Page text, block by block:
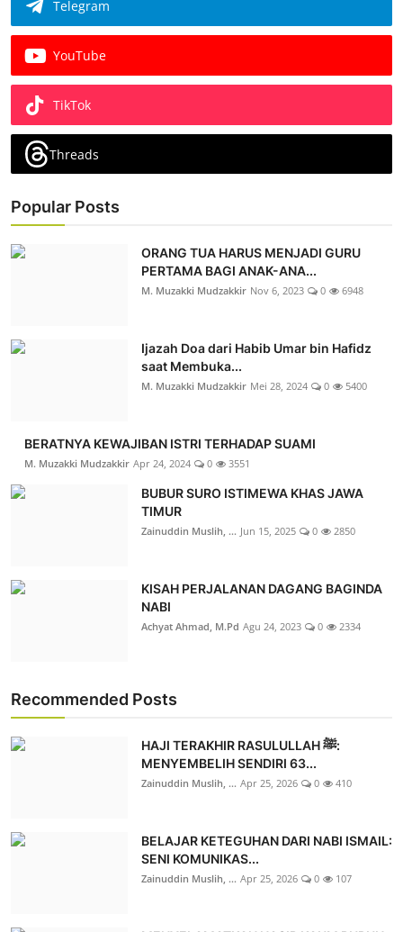
Telegram
YouTube
TikTok
Threads
Popular Posts
ORANG TUA HARUS MENJADI GURU
PERTAMA BAGI ANAK-ANA...
M. Muzakki Mudzakkir Nov 6, 2023 0 6948
Ijazah Doa dari Habib Umar bin Hafidz
saat Membuka...
M. Muzakki Mudzakkir Mei 28, 2024 0 5400
BERATNYA KEWAJIBAN ISTRI TERHADAP SUAMI
M. Muzakki Mudzakkir Apr 24, 2024 0 3551
BUBUR SURO ISTIMEWA KHAS JAWA
TIMUR
Zainuddin Muslih, ... Jun 15, 2025 0 2850
KISAH PERJALANAN DAGANG BAGINDA
NABI
Achyat Ahmad, M.Pd Agu 24, 2023 0 2334
Recommended Posts
HAJI TERAKHIR RASULULLAH ﷺ:
MENYEMBELIH SENDIRI 63...
Zainuddin Muslih, ... Apr 25, 2026 0 410
BELAJAR KETEGUHAN DARI NABI ISMAIL:
SENI KOMUNIKAS...
Zainuddin Muslih, ... Apr 25, 2026 0 107